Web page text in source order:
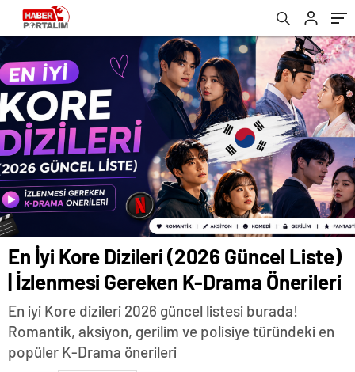
En İyi Kore Dizileri (2026 Güncel Liste)
| İzlenmesi Gereken K-Drama Önerileri
En iyi Kore dizileri 2026 güncel listesi burada!
Romantik, aksiyon, gerilim ve polisiye türündeki en
popüler K-Drama önerileri